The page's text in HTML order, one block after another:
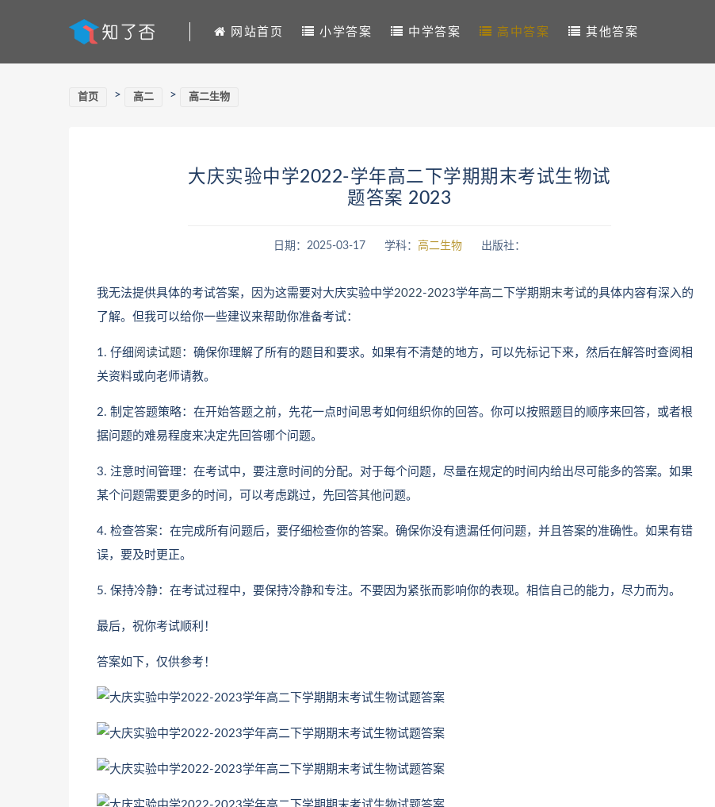
网站首页 小学答案 中学答案 高中答案 其他答案
首页 > 高二 > 高二生物
大庆实验中学2022-学年高二下学期期末考试生物试
题答案 2023
日期：2025-03-17 学科： 高二生物 出版社：
我无法提供具体的考试答案，因为这需要对大庆实验中学2022-2023学年高二 下学期期末考试的具体内容有深入的
了解。但我可以给你一些建议来帮助你准备考试：
1. 仔细 阅读试题 ：确保你理解了所有的题目和要求。如果有不清楚的地方，可以先标记下来，然后在解答时查阅相
关资料或向老师请教。
2. 制定答题策略：在开始答题之前，先花一点时间思考如何组织你的回答。你可以按照题目的顺序来回答，或者根
据问题的难易程度来决定先回答哪个问题。
3. 注意时间管理：在考试中，要注意时间的分配。对于每个问题，尽量在规定的时间内给出尽可能多的答案。如果
某个问题需要更多的时间，可以考虑跳过，先回答其他问题。
4. 检查答案：在完成所有问题后，要仔细检查你的答案。确保你没有遗漏任何问题，并且答案的准确性。如果有错
误，要及时更正。
5. 保持冷静：在考试过程中，要保持冷静和专注。不要因为紧张而影响你的表现。相信自己的能力，尽力而为。
最后，祝你考试顺利！
答案如下，仅供参考！